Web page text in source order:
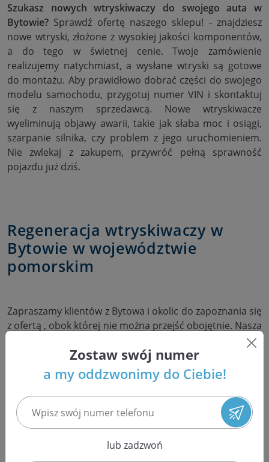
Szukasz nowych wtryskiwaczy do swojego auta w
Bytowie? Sprawdź ofertę naszego sklepu! - znajdziesz
nowe wtryski, złożone z wysokiej jakości komponentów,
a do tego w świetnej cenie. Twoje zamówienie
realizujemy natychmiast, a wysłane wtryski są gotowe
do montażu. Aby prawidłowo dobrać części do swojego
modelu samochodu, przygotuj numer VIN i skontaktuj
się z naszym sprzedawcą. Nowe wtryskiwacze
wyeliminują objawy awarii, takie jak słaba moc i osiągi,
szarpanie silnika, czy problem z jego uruchomieniem.
Nie zwlekaj z zakupem, przywróć pełną sprawność
pojazdu już dziś.
Regeneracja wtryskiwaczy w
Bytowie w województwie
pomorskim
Zapraszamy klientów z Bytowa i okolic do zapoznania się
z ofertą , obok której nie można przejść obojętnie. Nasza
firma to Bosch Service Pawlik, która mieści się w
Stalowej Woli na Podkarpaciu. Od prawie 30 lat
zajmujemy się profesjonalną regeneracją wtryskiwaczy
Common Rail takich marek, jak: Bosch, Delphi, Denso
oraz Siemens. Nasza specjalistyczna pracownia zajmuje
się także rzetelną regeneracją pompowtryskiwaczy
samochodów osobowych grupy VW: Volkswagen, Audi,
Seat, Skoda oraz naprawą pompowtrysków
Zostaw swój numer
a my oddzwonimy do Ciebie!
lub zadzwoń